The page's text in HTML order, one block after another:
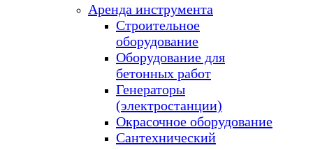
Аренда инструмента
Строительное
оборудование
Оборудование для
бетонных работ
Генераторы
(электростанции)
Окрасочное оборудование
Сантехнический